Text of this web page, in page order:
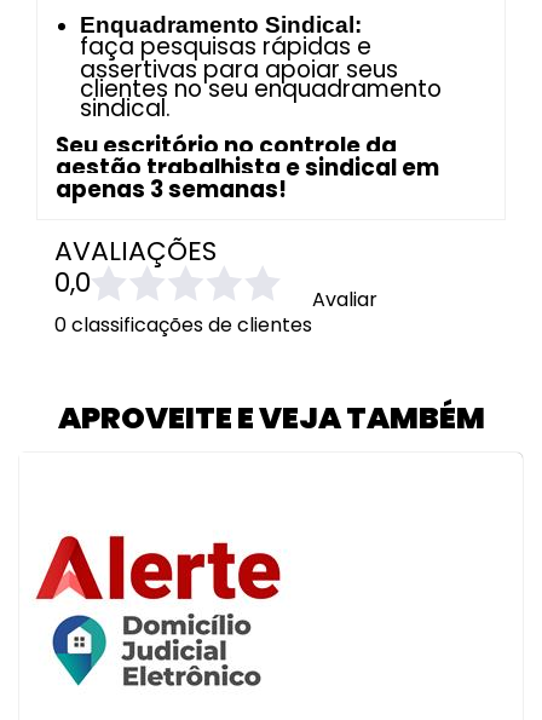
Enquadramento Sindical:
faça pesquisas rápidas e
assertivas para apoiar seus
clientes no seu enquadramento
sindical.
Seu escritório no controle da
gestão trabalhista e sindical em
apenas 3 semanas!
AVALIAÇÕES
0,0
0 classificações de clientes
Avaliar
APROVEITE E VEJA TAMBÉM